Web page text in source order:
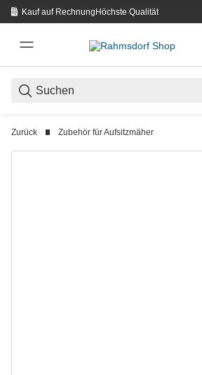
Kauf auf RechnungHöchste Qualität
Zurück Zubehör für Aufsitzmäher